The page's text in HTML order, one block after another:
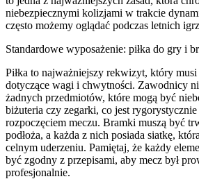
niebezpiecznymi kolizjami w trakcie
często możemy oglądać podczas letnich
Standardowe wyposażenie: piłka do gry i
Piłka to najważniejszy rekwizyt, który musi
dotyczące wagi i chwytności. Zawodnicy
żadnych przedmiotów, które mogą być
biżuteria czy zegarki, co jest rygorystycznie
rozpoczęciem meczu. Bramki muszą być
podłoża, a każda z nich posiada siatkę,
celnym uderzeniu. Pamiętaj, że każdy
być zgodny z przepisami, aby mecz był
profesjonalnie.